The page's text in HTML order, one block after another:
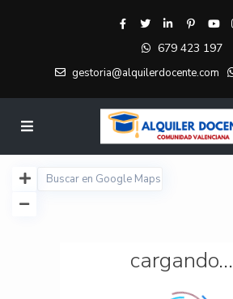
679 423 197
gestoria@alquilerdocente.com
cargando...